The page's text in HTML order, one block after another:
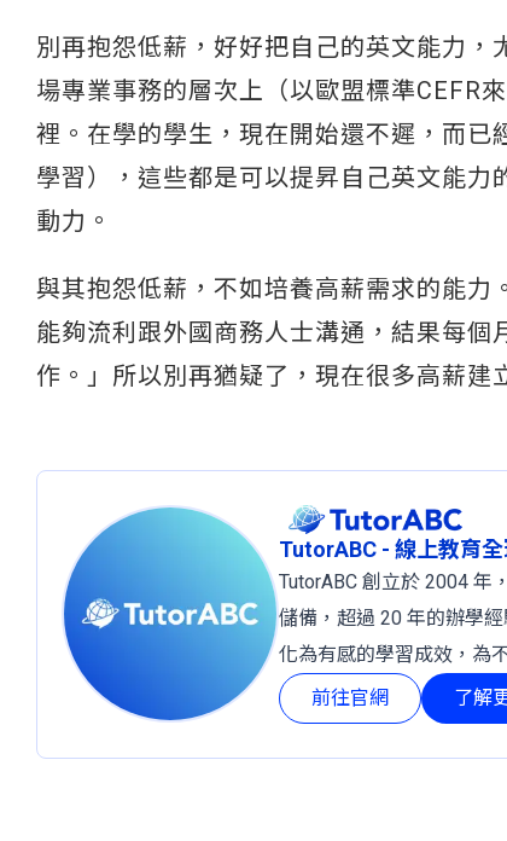
別再抱怨低薪，好好把自己的英文能力
場專業事務的層次上（以歐盟標準CEFR
裡。在學的學生，現在開始還不遲，而
學習），這些都是可以提昇自己英文能
動力。
與其抱怨低薪，不如培養高薪需求的能
能夠流利跟外國商務人士溝通，結果每
作。」所以別再猶疑了，現在很多高薪建
TutorABC - 線上教育
TutorABC 創立於 2004 年
儲備，超過 20 年的辦學
化為有感的學習成效，為
前往官網
了解